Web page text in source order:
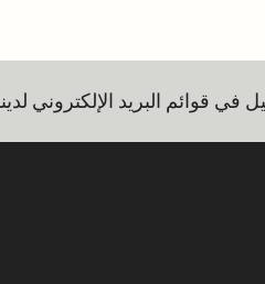
في قوائم البريد الإلكتروني